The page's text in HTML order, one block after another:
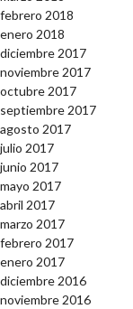
febrero 2018
enero 2018
diciembre 2017
noviembre 2017
octubre 2017
septiembre 2017
agosto 2017
julio 2017
junio 2017
mayo 2017
abril 2017
marzo 2017
febrero 2017
enero 2017
diciembre 2016
noviembre 2016